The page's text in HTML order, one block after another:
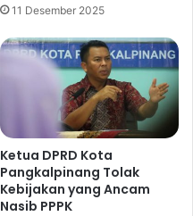
11 Desember 2025
Ketua DPRD Kota
Pangkalpinang Tolak
Kebijakan yang Ancam
Nasib PPPK